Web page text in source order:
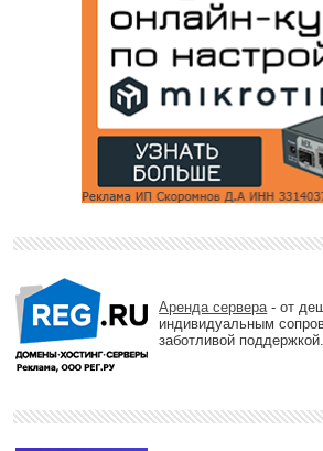
Аренда сервера- от
индивидуальным
заботливой